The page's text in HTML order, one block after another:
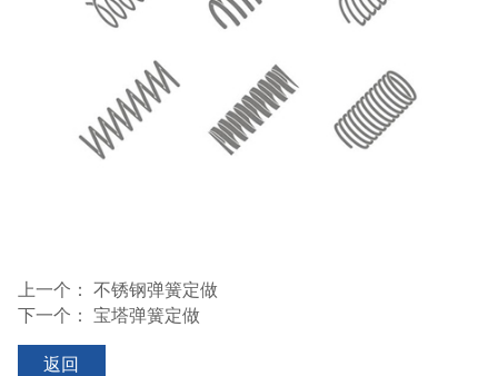
上一个： 不锈钢弹簧定做
下一个： 宝塔弹簧定做
返回